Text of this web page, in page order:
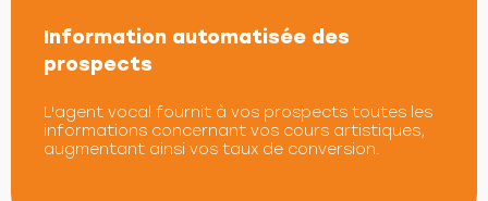
Information automatisée des
prospects
L'agent vocal fournit à vos prospects toutes les
informations concernant vos cours artistiques,
augmentant ainsi vos taux de conversion.